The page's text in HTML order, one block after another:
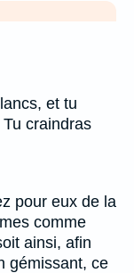
et tu
craindras
pour eux de la
comme
ainsi, afin
gémissant, ce